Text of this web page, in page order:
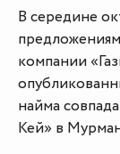
В середине
компании
найма
Кей» в